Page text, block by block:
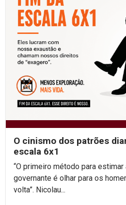
O cinismo dos patrões
escala 6x1
“O primeiro método para
governante é olhar para os
volta”. Nicolau...